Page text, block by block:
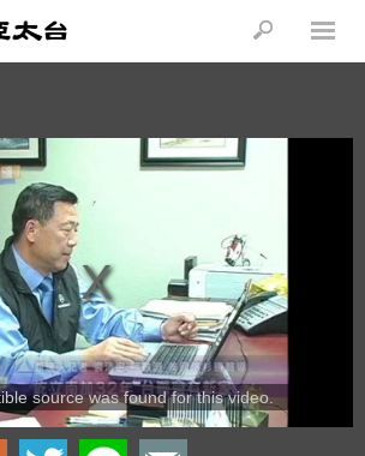
source was found for this video.